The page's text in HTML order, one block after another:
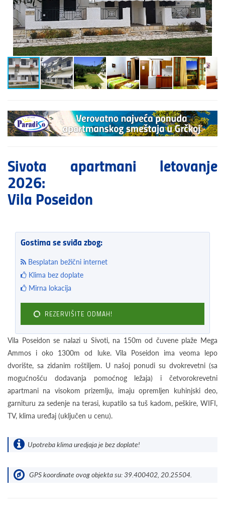
Sivota apartmani letovanje
2026:
Vila Poseidon
Gostima se sviđa zbog:
Besplatan bežični internet
Klima bez doplate
Mirna lokacija
REZERVIŠITE ODMAH!
Vila Poseidon se nalazi u Sivoti, na 150m od čuvene plaže Mega
Ammos i oko 1300m od luke. Vila Poseidon ima veoma lepo
dvorište, sa zidanim roštiljem. U našoj ponudi su dvokrevetni (sa
mogućnošću dodavanja pomoćnog ležaja) i četvorokrevetni
apartmani na visokom prizemlju, imaju opremljen kuhinjski deo,
garnituru za sedenje na terasi, kupatilo sa tuš kadom, peškire, WIFI,
TV, klima uređaj (uključen u cenu).
Upotreba klima uredjaja je bez doplate!
GPS koordinate ovog objekta su: 39.400402, 20.25504.